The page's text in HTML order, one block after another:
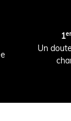
1er
Un